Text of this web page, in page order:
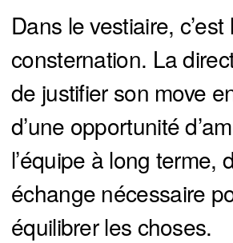
Dans le vestiaire, c’est
consternation. La
de justifier son move
d’une opportunité
l’équipe à long terme,
échange nécessaire
équilibrer les choses.